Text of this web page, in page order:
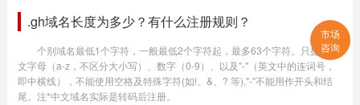
.gh域名长度为多少？有什么注册规则？
个别域名最低1个字符，一般最低2个字符起，最多63个字符。只提供英
文字母（a-z，不区分大小写）、数字（0-9）、以及"-"（英文中的连词号，
即中横线），不能使用空格及特殊字符(如!、&、? 等),"-"不能用作开头和结
尾。注*中文域名实际是转码后注册。
市场
咨询